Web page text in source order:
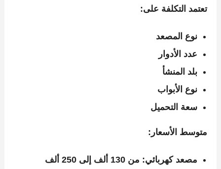
تعتمد التكلفة على:
نوع المصعد
عدد الأدوار
بلد المنشأ
نوع الأبواب
سعة التحميل
متوسط الأسعار:
مصعد كهربائي: من 130 ألف إلى 250 ألف